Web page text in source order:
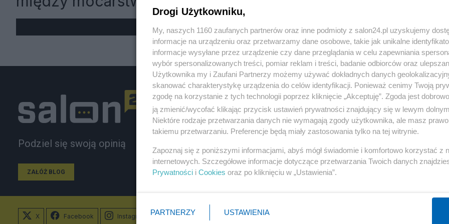
« WRÓĆ DO NOTKI
Podziel się swoją opinią
ZAŁÓŻ BLOG
Polityka
PiS
Rząd
NATO
KO
Gospodarka
Biznes
Pieniądze
Inwestycje
Podatki
X Facebook Instagram
Drogi Użytkowniku,
My, naszych 1160 zaufanych partnerów oraz inne podmioty z salon24.pl uzyskujemy
informacje na urządzeniu oraz przetwarzamy dane osobowe, takie jak unikalne
informacje wysyłane przez urządzenie czy dane przeglądania w celu zapewniania
wybór spersonalizowanych treści, pomiar reklam i treści, badanie odbiorców oraz
Użytkownika my i Zaufani Partnerzy możemy używać dokładnych danych
skanować charakterystykę urządzenia do celów identyfikacji. Ponieważ cenimy Twoją
zgodę na korzystanie z tych technologii poprzez kliknięcie „Akceptuję”. Zgoda jest
ją zmienić/wycofać klikając przycisk ustawień prywatności znajdujący się w lewym
Niektóre rodzaje przetwarzania danych nie wymagają zgody użytkownika, ale masz
takiemu przetwarzaniu. Preferencje będą miały zastosowania tylko na tej witrynie.
Zapoznaj się z poniższymi informacjami, abyś mógł świadomie i komfortowo korzystać z
internetowych. Szczegółowe informacje dotyczące przetwarzania Twoich danych
Prywatności i Cookies oraz po kliknięciu w „Ustawienia”.
PARTNERZY USTAWIENIA